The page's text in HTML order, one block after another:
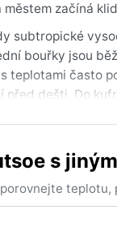
začíná
subtropické
bouřky jsou
teplotami často
dešti. Do
ani hurikány,
hor,
– sucho,
s
teplotu,